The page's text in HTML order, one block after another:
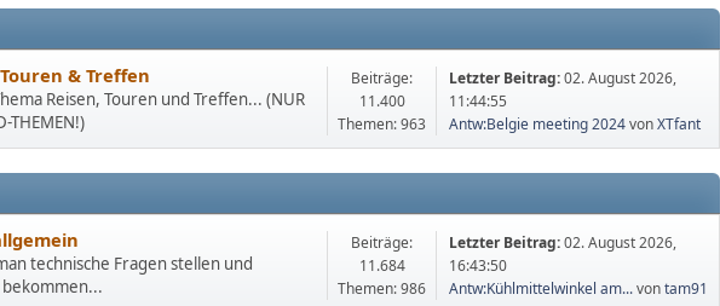
& Treffen
Reisen, Touren und Treffen... (NUR
THEMEN!)
Beiträge:
11.400
Themen: 963
Letzter Beitrag:02. August 2026,
11:44:55
Antw:Belgie meeting 2024vonXTfant
technische Fragen stellen und
Beiträge:
11.684
Themen: 986
Letzter Beitrag:02. August 2026,
16:43:50
Antw:Kühlmittelwinkel am...vontam91